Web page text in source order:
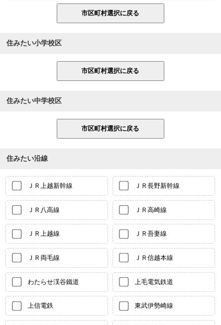
住みたい小学校区
住みたい中学校区
住みたい沿線
ＪＲ上越新幹線 ＪＲ長野新幹線
ＪＲ八高線 ＪＲ高崎線
ＪＲ上越線 ＪＲ吾妻線
ＪＲ両毛線 ＪＲ信越本線
わたらせ渓谷鐵道 上毛電気鉄道
上信電鉄 東武伊勢崎線